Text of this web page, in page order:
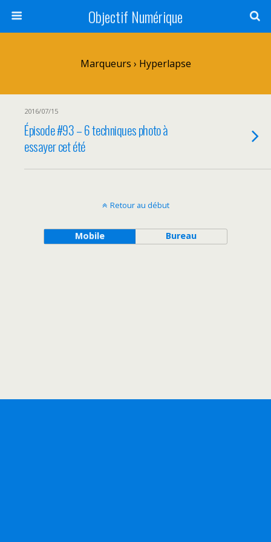
Objectif Numérique
Marqueurs › Hyperlapse
2016/07/15
Épisode #93 – 6 techniques photo à
essayer cet été
Retour au début
Mobile Bureau